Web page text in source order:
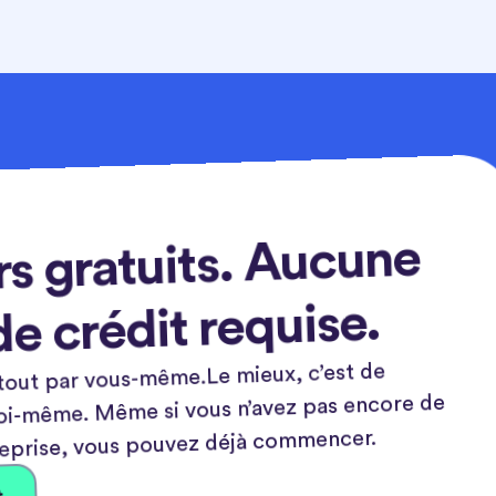
gratuits. Aucune
crédit requise.
par vous-même.Le mieux, c’est de
même. Même si vous n’avez pas encore de
vous pouvez déjà commencer.